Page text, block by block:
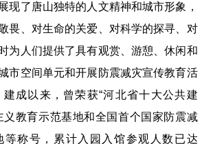
现了唐山独特的人文精神和城市形象，
畏、对生命的关爱、对科学的探寻、对
为人们提供了具有观赏、游憩、休闲和
市空间单元和开展防震减灾宣传教育活
成以来，曾荣获“河北省十大公共建
义教育示范基地和全国首个国家防震减
等称号，累计入园入馆参观人数已达